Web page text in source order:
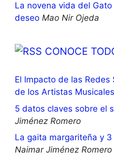
La novena vida del
deseo Mao Nir Ojeda
CONOCE
El Impacto de las Redes
de los Artistas Musicales
5 datos claves sobre el
Jiménez Romero
La gaita margariteña y
Naimar Jiménez Romero